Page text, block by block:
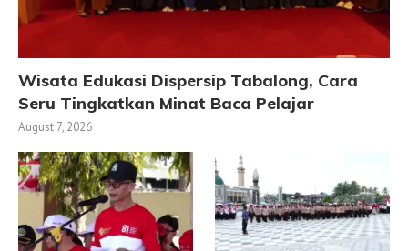
Wisata Edukasi Dispersip Tabalong, Cara
Seru Tingkatkan Minat Baca Pelajar
August 7, 2026